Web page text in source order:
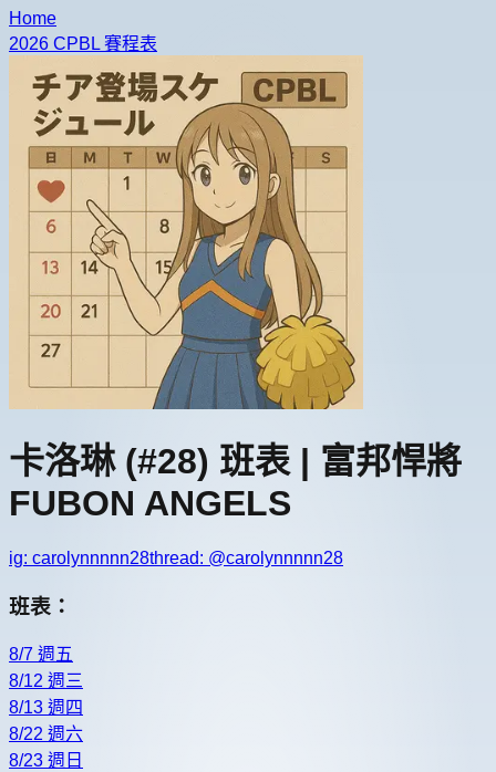
Home
2026 CPBL 賽程表
卡洛琳 (#28) 班表 | 富邦悍將
FUBON ANGELS
ig: carolynnnnn28thread: @carolynnnnn28
班表：
8/7 週五
8/12 週三
8/13 週四
8/22 週六
8/23 週日